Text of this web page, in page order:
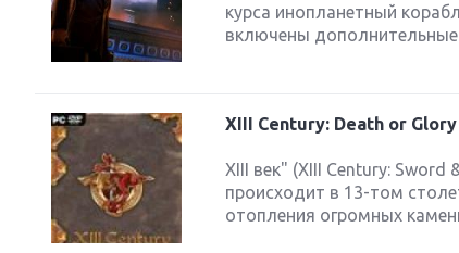
курса инопланетный
включены
XIII Century: Death or Glory
XIII век" (XIII Century:
происходит в 13-том
отопления огромных